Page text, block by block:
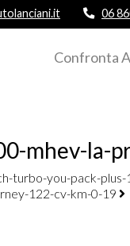
06
Confronta
mhev-la-
turbo-you-pack-plus-
122-cv-km-0-19